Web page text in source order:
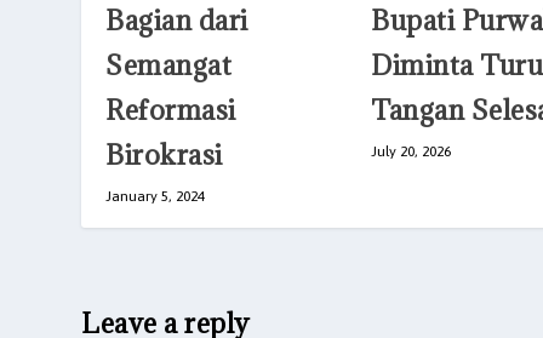
Bagian dari
Semangat
Reformasi
Birokrasi
January 5, 2024
Bupati
Diminta
Tangan
July 20, 2026
Leave a reply